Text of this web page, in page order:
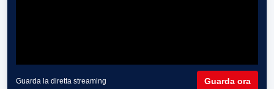
Guarda la diretta streaming Guarda ora